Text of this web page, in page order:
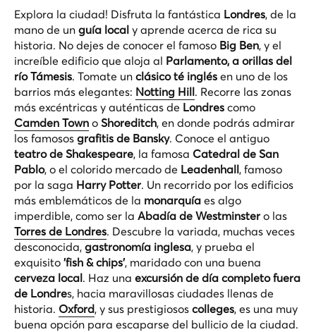
Explora la ciudad! Disfruta la fantástica Londres, de la
mano de un guía local y aprende acerca de rica su
historia. No dejes de conocer el famoso Big Ben, y el
increíble edificio que aloja al Parlamento, a orillas del
río Támesis. Tomate un clásico té inglés en uno de los
barrios más elegantes: Notting Hill. Recorre las zonas
más excéntricas y auténticas de Londres como
Camden Town o Shoreditch, en donde podrás admirar
los famosos grafitis de Bansky. Conoce el antiguo
teatro de Shakespeare, la famosa Catedral de San
Pablo, o el colorido mercado de Leadenhall, famoso
por la saga Harry Potter. Un recorrido por los edificios
más emblemáticos de la monarquía es algo
imperdible, como ser la Abadía de Westminster o las
Torres de Londres. Descubre la variada, muchas veces
desconocida, gastronomía inglesa, y prueba el
exquisito 'fish & chips', maridado con una buena
cerveza local. Haz una excursión de día completo fuera
de Londres, hacia maravillosas ciudades llenas de
historia. Oxford, y sus prestigiosos colleges, es una muy
buena opción para escaparse del bullicio de la ciudad.